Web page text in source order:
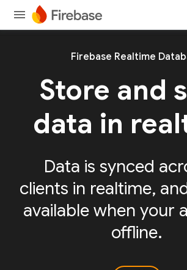
Firebase Realtime
Store and
data in
Data is synced
clients in realtime,
available when your
offline.